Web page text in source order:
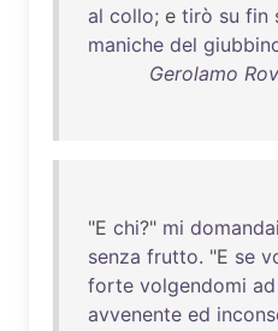
al collo; e tirò su fin
maniche del
Gerolamo
"E chi?" mi domandai
senza frutto. "E se
forte volgendomi ad
avvenente ed